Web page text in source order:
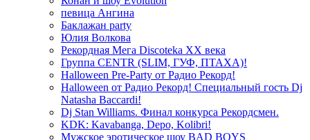
певица Ангина
Баклажан party
Юлия Волкова
Рекордная Мега Discoteka XX века
Группа CENTR (SLIM, ГУФ, ПТАХА)!
Halloween Pre-Party от Радио Рекорд!
Halloween от Радио Рекорд! Специальный гость Dj
Natasha Baccardi!
Dj Stan Williams. Финал конкурса Рекордсмен.
KDK: Kavabanga, Depo, Kolibri!
Мужское эротическое шоу BAD BOYS